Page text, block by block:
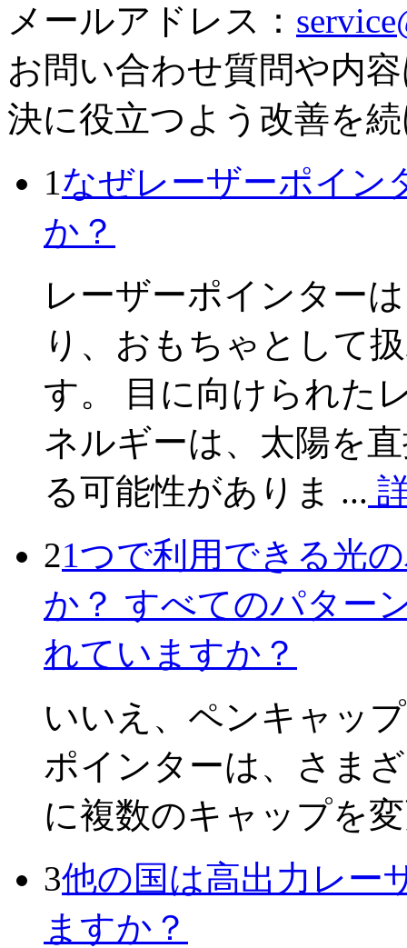
メールアドレス：
お問い合わせ質問や内
決に役立つよう改善を
1なぜレーザーポイン
か？
レーザーポインター
り、おもちゃとして
す。 目に向けられた
ネルギーは、太陽を
る可能性がありま ...
21つで利用できる光
か？ すべてのパター
れていますか？
いいえ、ペンキャッ
ポインターは、さま
に複数のキャップを
3他の国は高出力レー
ますか？